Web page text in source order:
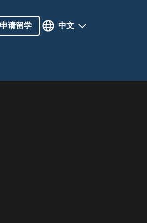
申请留学 中文